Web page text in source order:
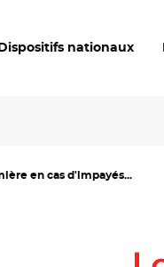
Dispositifs nationaux
en cas d'impayés...